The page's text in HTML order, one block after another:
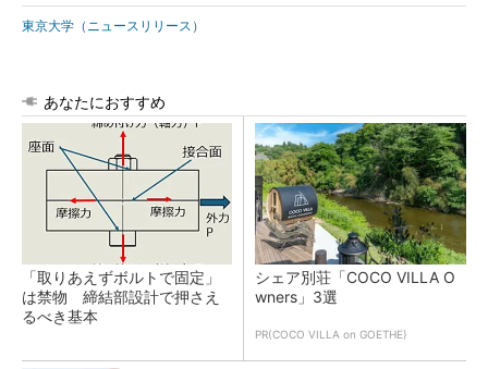
東京大学（ニュースリリース）
あなたにおすすめ
「取りあえずボルトで固定」
は禁物 締結部設計で押さえ
るべき基本
シェア別荘「COCO VILLA O
wners」3選
PR(COCO VILLA on GOETHE)